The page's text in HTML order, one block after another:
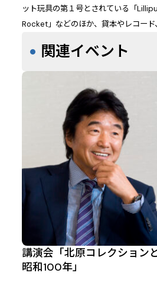
ット玩具の第１号とされている「
Rocket」などのほか、貸本やレコード
関連イベント
講演会「北原コレクション
昭和100年」